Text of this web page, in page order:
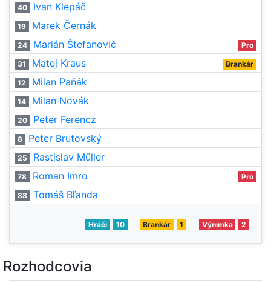
40 Ivan Klepáč
19 Marek Černák
24 Marián Štefanovič Pro
31 Matej Kraus Brankár
12 Milan Paňák
14 Milan Novák
20 Peter Ferencz
8 Peter Brutovský
25 Rastislav Müller
78 Roman Imro Pro
88 Tomáš Bľanda
Hráči 10 Brankár 1 Výnimka 2
Rozhodcovia